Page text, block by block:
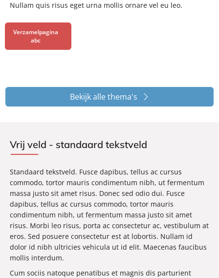
Nullam quis risus eget urna mollis ornare vel eu leo.
Verzamelpagina
abc
Bekijk alle thema's
Vrij veld - standaard tekstveld
Standaard tekstveld. Fusce dapibus, tellus ac cursus
commodo, tortor mauris condimentum nibh, ut fermentum
massa justo sit amet risus. Donec sed odio dui. Fusce
dapibus, tellus ac cursus commodo, tortor mauris
condimentum nibh, ut fermentum massa justo sit amet
risus. Morbi leo risus, porta ac consectetur ac, vestibulum at
eros. Sed posuere consectetur est at lobortis. Nullam id
dolor id nibh ultricies vehicula ut id elit. Maecenas faucibus
mollis interdum.
Cum sociis natoque penatibus et magnis dis parturient